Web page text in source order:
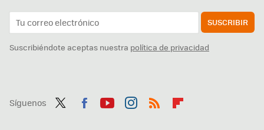
SUSCRIBIR
Suscribiéndote aceptas nuestra política de privacidad
Síguenos